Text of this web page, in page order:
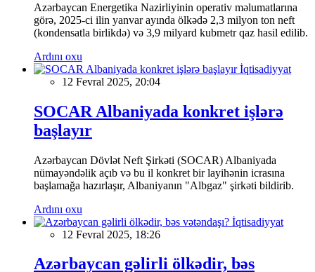
Azərbaycan Energetika Nazirliyinin operativ məlumatlarına
görə, 2025-ci ilin yanvar ayında ölkədə 2,3 milyon ton neft
(kondensatla birlikdə) və 3,9 milyard kubmetr qaz hasil edilib.
Ardını oxu
İqtisadiyyat
12 Fevral 2025, 20:04
SOCAR Albaniyada konkret işlərə
başlayır
Azərbaycan Dövlət Neft Şirkəti (SOCAR) Albaniyada
nümayəndəlik açıb və bu il konkret bir layihənin icrasına
başlamağa hazırlaşır, Albaniyanın "Albgaz" şirkəti bildirib.
Ardını oxu
İqtisadiyyat
12 Fevral 2025, 18:26
Azərbaycan gəlirli ölkədir, bəs